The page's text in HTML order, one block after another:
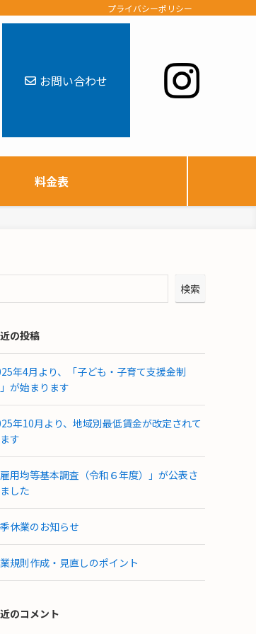
プライバシーポリシー
お問い合わせ
料金表
検索
の投稿
年4月より、「子ども・子育て支援金制
が始まります
年10月より、地域別最低賃金が改定されて
す
雇用均等基本調査（令和６年度）」が公表さ
した
休業のお知らせ
規則作成・見直しのポイント
のコメント